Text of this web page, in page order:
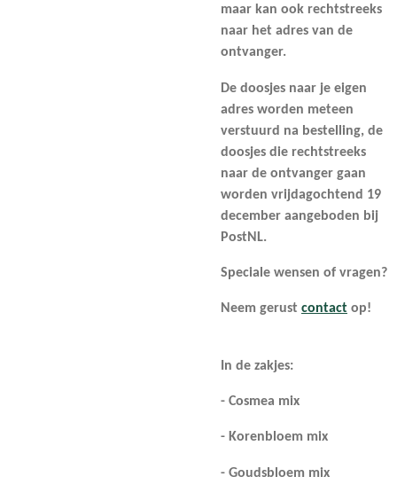
maar kan ook rechtstreeks
naar het adres van de
ontvanger.
De doosjes naar je eigen
adres worden meteen
verstuurd na bestelling, de
doosjes die rechtstreeks
naar de ontvanger gaan
worden vrijdagochtend 19
december aangeboden bij
PostNL.
Speciale wensen of vragen?
Neem gerust contact op!
In de zakjes:
- Cosmea mix
- Korenbloem mix
- Goudsbloem mix